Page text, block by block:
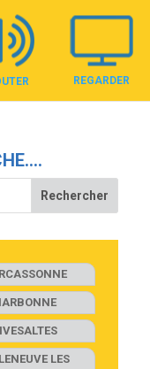
REGARDER
LES